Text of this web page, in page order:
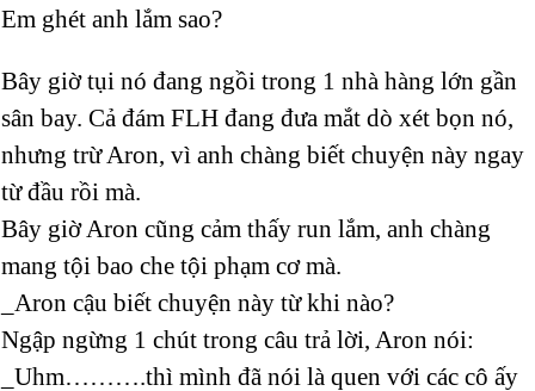
Em ghét anh lắm sao?
Bây giờ tụi nó đang ngồi trong 1 nhà hàng lớn gần
sân bay. Cả đám FLH đang đưa mắt dò xét bọn nó,
nhưng trừ Aron, vì anh chàng biết chuyện này ngay
từ đầu rồi mà.
Bây giờ Aron cũng cảm thấy run lắm, anh chàng
mang tội bao che tội phạm cơ mà.
_Aron cậu biết chuyện này từ khi nào?
Ngập ngừng 1 chút trong câu trả lời, Aron nói:
_Uhm……….thì mình đã nói là quen với các cô ấy